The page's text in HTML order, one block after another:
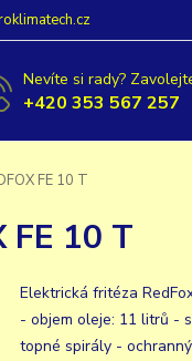
Nevíte si rady?
+420 353 567 257
FE 10 T
10 T
Elektrická fritéza
- objem oleje: 11 litrů -
topné spirály -